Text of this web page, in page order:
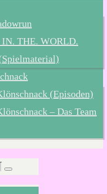
THE. WORLD.
(Episoden)
– Das Team
Suchen